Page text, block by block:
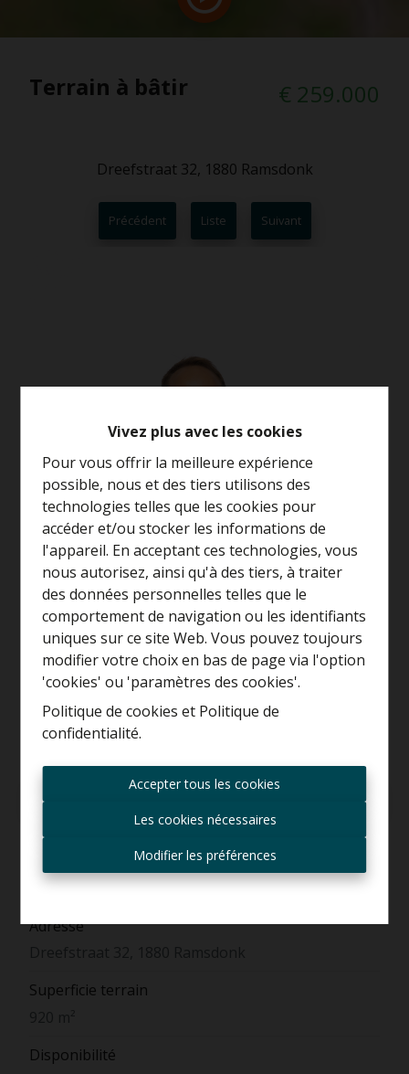
Vivez plus avec les cookies
Pour vous offrir la meilleure expérience
possible, nous et des tiers utilisons des
technologies telles que les cookies pour
accéder et/ou stocker les informations de
l'appareil. En acceptant ces technologies, vous
nous autorisez, ainsi qu'à des tiers, à traiter
des données personnelles telles que le
comportement de navigation ou les identifiants
uniques sur ce site Web. Vous pouvez toujours
modifier votre choix en bas de page via l'option
'cookies' ou 'paramètres des cookies'.
Politique de cookies et Politique de
confidentialité.
Accepter tous les cookies
Les cookies nécessaires
Modifier les préférences
Terrain à bâtir € 259.000
Dreefstraat 32, 1880 Ramsdonk
Précédent Liste Suivant
Demande d'informations
Général
Adresse
Superficie terrain
Disponibilité
Curieux de connaître la
valeur de votre maison ?
Estimation gratuite
Toujours être le premier
informé des nouvelles
offres ?
mail